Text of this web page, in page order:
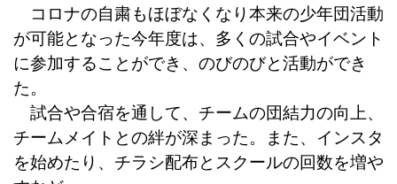
コロナの自粛もほぼなくなり本来の少年団活動
が可能となった今年度は、多くの試合やイベント
に参加することができ、のびのびと活動ができ
た。
試合や合宿を通して、チームの団結力の向上、
チームメイトとの絆が深まった。また、インスタ
を始めたり、チラシ配布とスクールの回数を増や